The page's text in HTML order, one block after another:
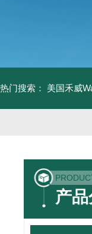
热门搜索： 美国禾威
产